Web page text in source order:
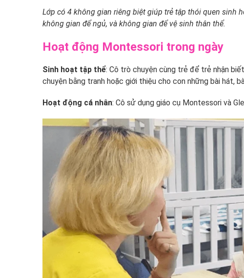
Lớp có 4 không gian riêng biệt giúp trẻ tập thói quen sinh
không gian để ngủ, và không gian để vệ sinh thân thể.
Hoạt động Montessori trong ngày
Sinh hoạt tập thể: Cô trò chuyện cùng trẻ để trẻ nhận
chuyện bằng tranh hoặc giới thiệu cho con những bài hát,
Hoạt động cá nhân: Cô sử dụng giáo cụ Montessori và